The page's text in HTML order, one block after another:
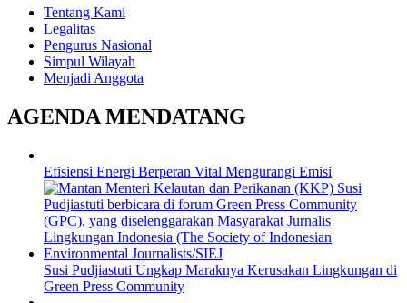
Tentang Kami
Legalitas
Pengurus Nasional
Simpul Wilayah
Menjadi Anggota
AGENDA MENDATANG
Efisiensi Energi Berperan Vital Mengurangi Emisi
Susi Pudjiastuti Ungkap Maraknya Kerusakan Lingkungan di
Green Press Community